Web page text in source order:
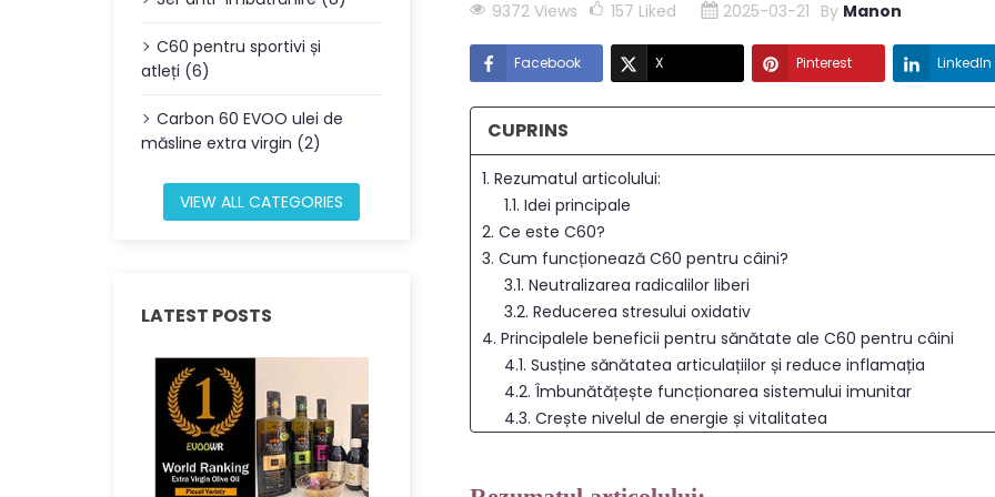
C60 pentru sportivi și
atleți (6)
Carbon 60 EVOO ulei de
măsline extra virgin (2)
VIEW ALL CATEGORIES
LATEST POSTS
9372 Views 157 Liked 2025-03-21 By Manon
Facebook X Pinterest LinkedIn
CUPRINS
1. Rezumatul articolului:
1.1. Idei principale
2. Ce este C60?
3. Cum funcționează C60 pentru câini?
3.1. Neutralizarea radicalilor liberi
3.2. Reducerea stresului oxidativ
4. Principalele beneficii pentru sănătate ale C60 pentru câini
4.1. Susține sănătatea articulațiilor și reduce inflamația
4.2. Îmbunătățește funcționarea sistemului imunitar
4.3. Crește nivelul de energie și vitalitatea